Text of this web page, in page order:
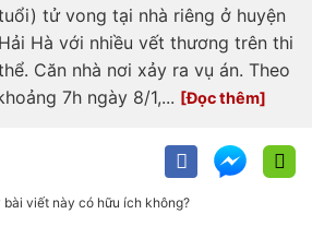
tử vong tại nhà riêng ở huyện
Hải Hà với nhiều vết thương trên thi
Căn nhà nơi xảy ra vụ án. Theo
7h ngày 8/1,...
bài viết này có hữu ích không?